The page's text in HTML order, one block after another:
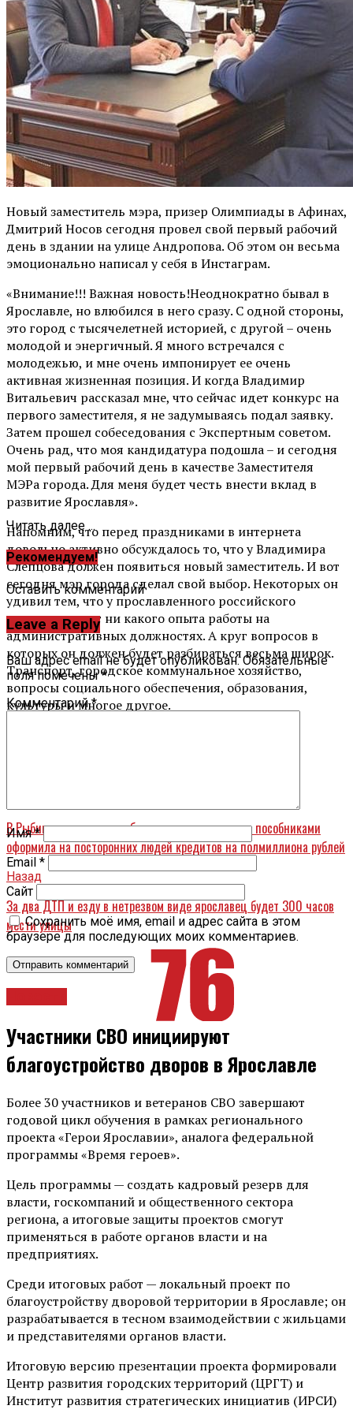
Новый заместитель мэра, призер Олимпиады в Афинах,
Дмитрий Носов сегодня провел свой первый рабочий
день в здании на улице Андропова. Об этом он весьма
эмоционально написал у себя в Инстаграм.
«Внимание!!! Важная новость!Неоднократно бывал в
Ярославле, но влюбился в него сразу. С одной стороны,
это город с тысячелетней историей, с другой – очень
молодой и энергичный. Я много встречался с
молодежью, и мне очень импонирует ее очень
активная жизненная позиция. И когда Владимир
Витальевич рассказал мне, что сейчас идет конкурс на
первого заместителя, я не задумываясь подал заявку.
Затем прошел собеседования с Экспертным советом.
Очень рад, что моя кандидатура подошла – и сегодня
мой первый рабочий день в качестве Заместителя
МЭРа города. Для меня будет честь внести вклад в
развитие Ярославля».
Напомним, что перед праздниками в интернета
довольно активно обсуждалось то, что у Владимира
Слепцова должен появиться новый заместитель. И вот
сегодня мэр города сделал свой выбор. Некоторых он
удивил тем, что у прославленного российского
спортсмена нет ни какого опыта работы на
административных должностях. А круг вопросов в
которых он должен будет разбираться весьма широк.
Транспорт, городское коммунальное хозяйство,
вопросы социального обеспечения, образования,
культуры и многое другое.
В Рыбинске сотрудница банка, вместе со своими пособниками
оформила на посторонних людей кредитов на полмиллиона рублей
Назад
За два ДТП и езду в нетрезвом виде ярославец будет 300 часов
мести улицы
Читать далее ...
Рекомендуем!
Оставить комментарий
Leave a Reply
Ваш адрес email не будет опубликован. Обязательные
поля помечены*
Комментарий*
Имя*
Email *
Сайт
Сохранить моё имя, email и адрес сайта в этом
браузере для последующих моих комментариев.
Участники СВО инициируют
благоустройство дворов в Ярославле
Более 30 участников и ветеранов СВО завершают
годовой цикл обучения в рамках регионального
проекта «Герои Ярославии», аналога федеральной
программы «Время героев».
Цель программы — создать кадровый резерв для
власти, госкомпаний и общественного сектора
региона, а итоговые защиты проектов смогут
применяться в работе органов власти и на
предприятиях.
Среди итоговых работ — локальный проект по
благоустройству дворовой территории в Ярославле; он
разрабатывается в тесном взаимодействии с жильцами
и представителями органов власти.
Итоговую версию презентации проекта формировали
Центр развития городских территорий (ЦРГТ) и
Институт развития стратегических инициатив (ИРСИ)